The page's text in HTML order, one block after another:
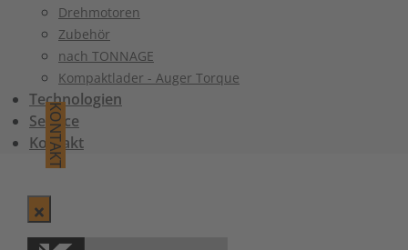
Drehmotoren
Zubehör
nach TONNAGE
Kompaktlader - Auger Torque
Technologien
Service
Kontakt
KONTAKT